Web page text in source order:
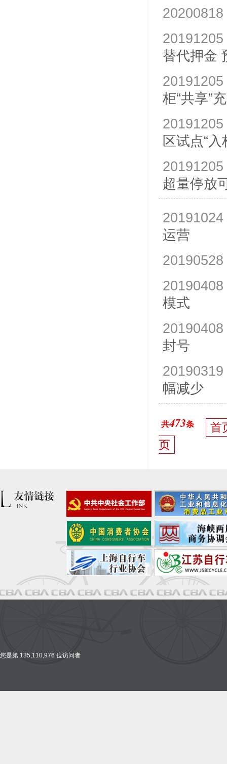
20200818
20191205
替代押金
20191205
柜“共享”
20191205
区试点“入
20191205
超量停放
20191024
运营
20190528
20190408
模式
20190408
封号
20190319
幅减少
共473条
首
页
您是第 135,110,976 位访问者